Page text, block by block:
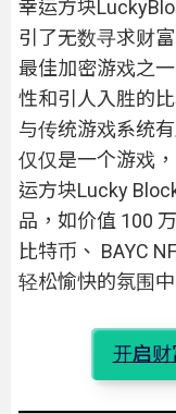
幸运方块
引了无数寻求财
最佳加密游戏之
性和引人入胜的
与传统游戏系统
仅仅是一个游戏
运方块Lucky
品，如价值 100
比特币、 BAYC
轻松愉快的氛围
开启